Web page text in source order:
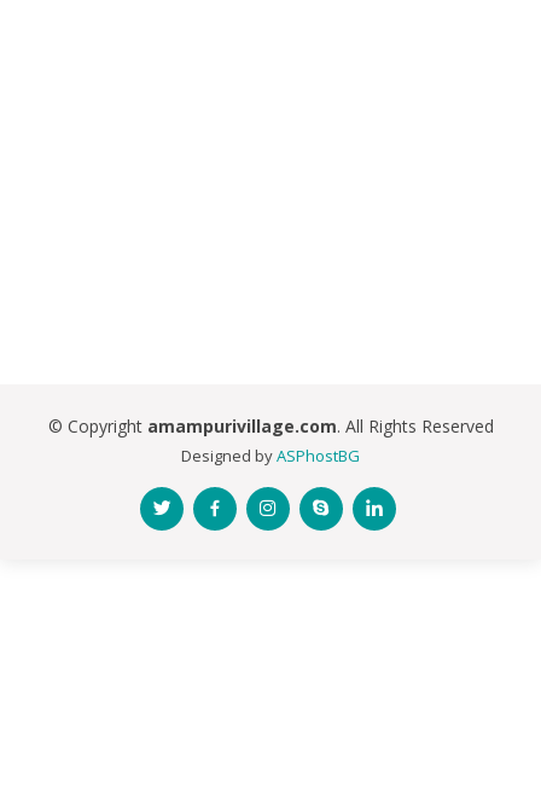
© Copyright amampurivillage.com. All Rights Reserved
Designed byASPhostBG